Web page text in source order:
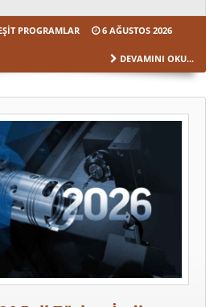
PROGRAMLAR 6 AĞUSTOS 2026
DEVAMINI OKU...